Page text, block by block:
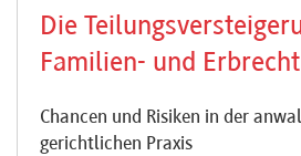
Die
Familien- und Erbrecht
Chancen und Risiken in der
gerichtlichen Praxis